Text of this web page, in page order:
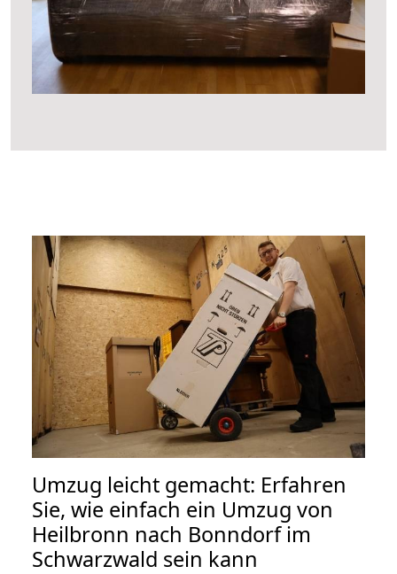
Umzug leicht gemacht: Erfahren
Sie, wie einfach ein Umzug von
Heilbronn nach Bonndorf im
Schwarzwald sein kann